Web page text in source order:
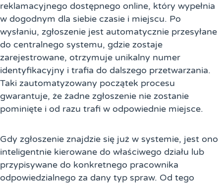
reklamacyjnego dostępnego online, który wypełnia
w dogodnym dla siebie czasie i miejscu. Po
wysłaniu, zgłoszenie jest automatycznie przesyłane
do centralnego systemu, gdzie zostaje
zarejestrowane, otrzymuje unikalny numer
identyfikacyjny i trafia do dalszego przetwarzania.
Taki zautomatyzowany początek procesu
gwarantuje, że żadne zgłoszenie nie zostanie
pominięte i od razu trafi w odpowiednie miejsce.
Gdy zgłoszenie znajdzie się już w systemie, jest ono
inteligentnie kierowane do właściwego działu lub
przypisywane do konkretnego pracownika
odpowiedzialnego za dany typ spraw. Od tego